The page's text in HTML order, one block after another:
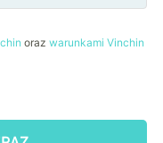
oraz warunkami Vinchin